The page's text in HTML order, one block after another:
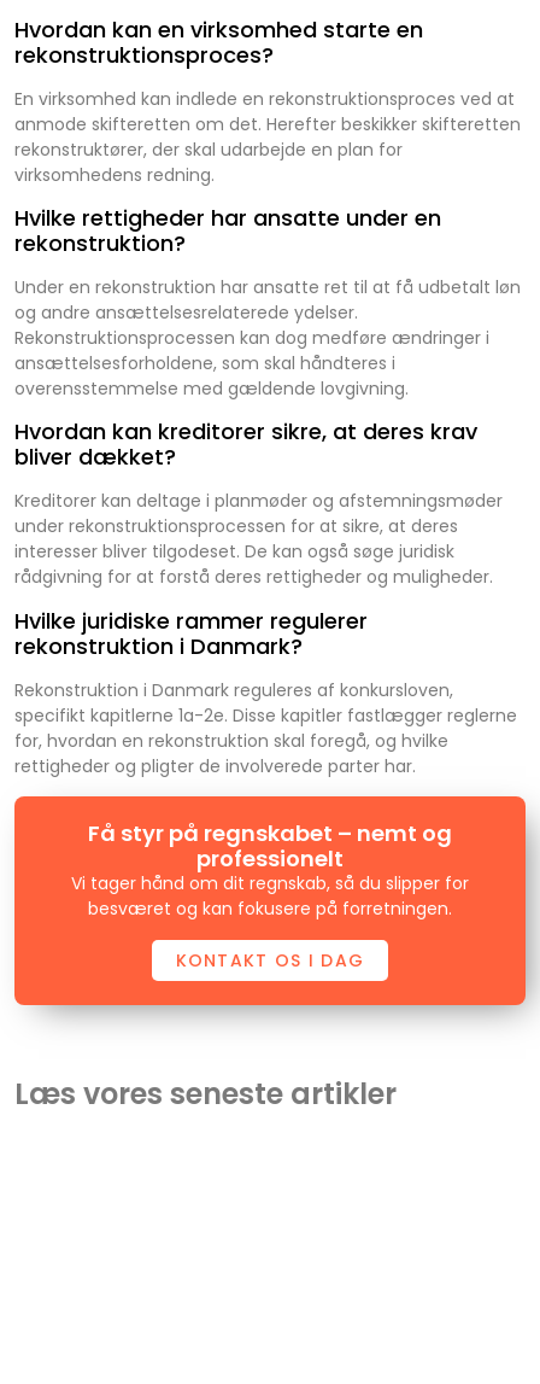
Hvordan kan en virksomhed starte en
rekonstruktionsproces?
En virksomhed kan indlede en rekonstruktionsproces ved at
anmode skifteretten om det. Herefter beskikker skifteretten
rekonstruktører, der skal udarbejde en plan for
virksomhedens redning.
Hvilke rettigheder har ansatte under en
rekonstruktion?
Under en rekonstruktion har ansatte ret til at få udbetalt løn
og andre ansættelsesrelaterede ydelser.
Rekonstruktionsprocessen kan dog medføre ændringer i
ansættelsesforholdene, som skal håndteres i
overensstemmelse med gældende lovgivning.
Hvordan kan kreditorer sikre, at deres krav
bliver dækket?
Kreditorer kan deltage i planmøder og afstemningsmøder
under rekonstruktionsprocessen for at sikre, at deres
interesser bliver tilgodeset. De kan også søge juridisk
rådgivning for at forstå deres rettigheder og muligheder.
Hvilke juridiske rammer regulerer
rekonstruktion i Danmark?
Rekonstruktion i Danmark reguleres af konkursloven,
specifikt kapitlerne 1a-2e. Disse kapitler fastlægger reglerne
for, hvordan en rekonstruktion skal foregå, og hvilke
rettigheder og pligter de involverede parter har.
Få styr på regnskabet – nemt og
professionelt
Vi tager hånd om dit regnskab, så du slipper for
besværet og kan fokusere på forretningen.
KONTAKT OS I DAG
Læs vores seneste artikler